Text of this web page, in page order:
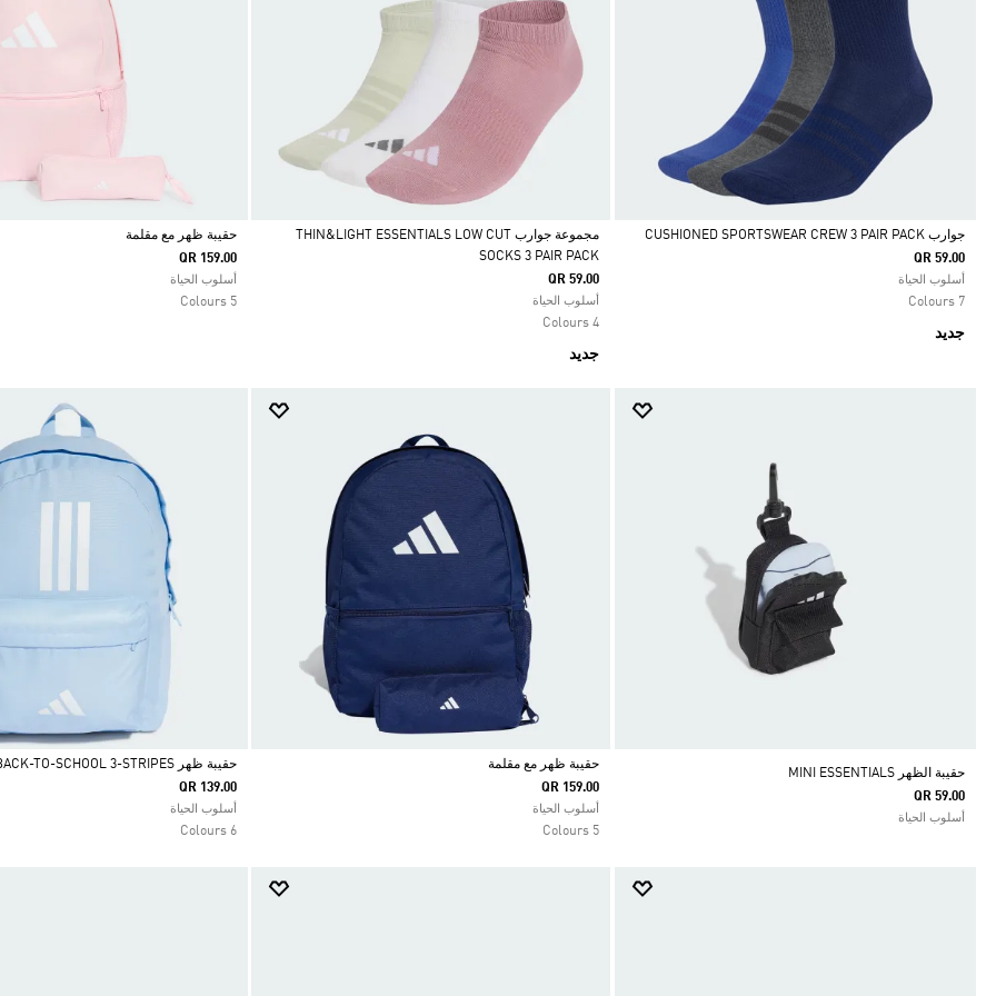
Selected
جوارب CUSHIONED SPORTSWEAR CREW 3 PAIR PACK‏
QR 59.00
أسلوب الحياة
7 Colours
جديد
Selected
مجموعة جوارب THIN&LIGHT ESSENTIALS LOW CUT
SOCKS 3 PAIR PACK
QR 59.00
أسلوب الحياة
4 Colours
جديد
Selected
حقيبة ظهر مع مقلمة
QR 159.00
أسلوب الحياة
5 Colours
حقيبة الظهر MINI ESSENTIALS
QR 59.00
أسلوب الحياة
Selected
حقيبة ظهر مع مقلمة
QR 159.00
أسلوب الحياة
5 Colours
Selected
حقيبة ظهر CLASSIC BACK-TO-SCHOOL 3-STRIPES
QR 139.00
أسلوب الحياة
6 Colours